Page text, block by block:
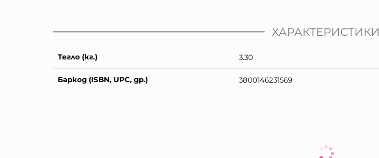
ХАРАКТЕРИСТИКИ
Тегло (кг.) 3.30
Баркод (ISBN, UPC, др.) 3800146231569